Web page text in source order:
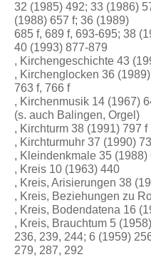
32 (1985) 492; 33 (1986)
(1988) 657 f; 36 (1989)
685 f, 689 f, 693-695; 38
40 (1993) 877-879
, Kirchengeschichte 43
, Kirchenglocken 36
763 f, 766 f
, Kirchenmusik 14 (1967)
(s. auch Balingen, Orgel)
, Kirchturm 38 (1991) 797 f
, Kirchturmuhr 37 (1990)
, Kleindenkmale 35 (1988)
, Kreis 10 (1963) 440
, Kreis, Arisierungen 38
, Kreis, Beziehungen zu
, Kreis, Bodendatena 16
, Kreis, Brauchtum 5
236, 239, 244; 6 (1959)
279, 287, 292